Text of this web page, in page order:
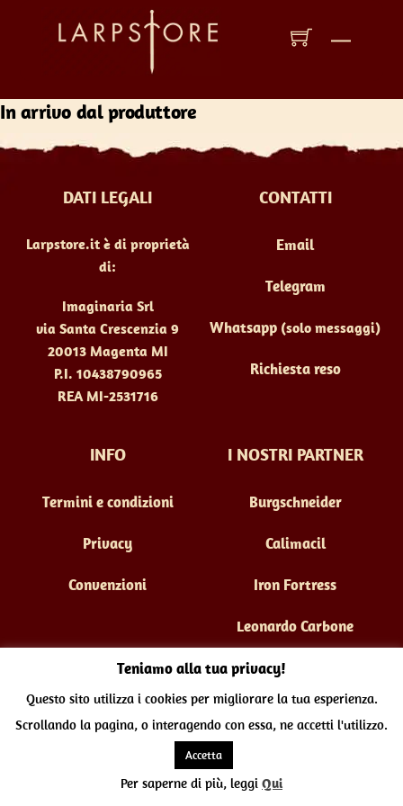
Menu
In arrivo dal produttore
DATI LEGALI
Larpstore.it è di proprietà
di:
Imaginaria Srl
via Santa Crescenzia 9
20013 Magenta MI
P.I. 10438790965
REA MI-2531716
CONTATTI
Email
Telegram
Whatsapp (solo messaggi)
Richiesta reso
INFO
Termini e condizioni
Privacy
Convenzioni
I NOSTRI PARTNER
Burgschneider
Calimacil
Iron Fortress
Leonardo Carbone
Back
to
Copyright 2025 Imaginaria srl - Tutti i testi e le immagini sono
di proprietà dei rispettivi detentori ed utilizzate con licenza.
Teniamo alla tua privacy!
Questo sito utilizza i cookies per migliorare la tua esperienza.
Scrollando la pagina, o interagendo con essa, ne accetti l'utilizzo.
Accetta
Per saperne di più, leggi Qui